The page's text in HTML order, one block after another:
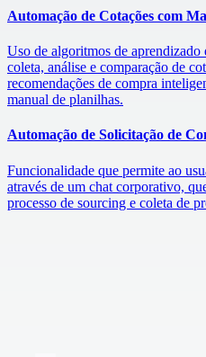
Automação de Cotações com
Uso de algoritmos de aprendizado
coleta, análise e comparação de
recomendações de compra
manual de planilhas.
Automação de Solicitação de
Funcionalidade que permite ao
através de um chat corporativo,
processo de sourcing e coleta de